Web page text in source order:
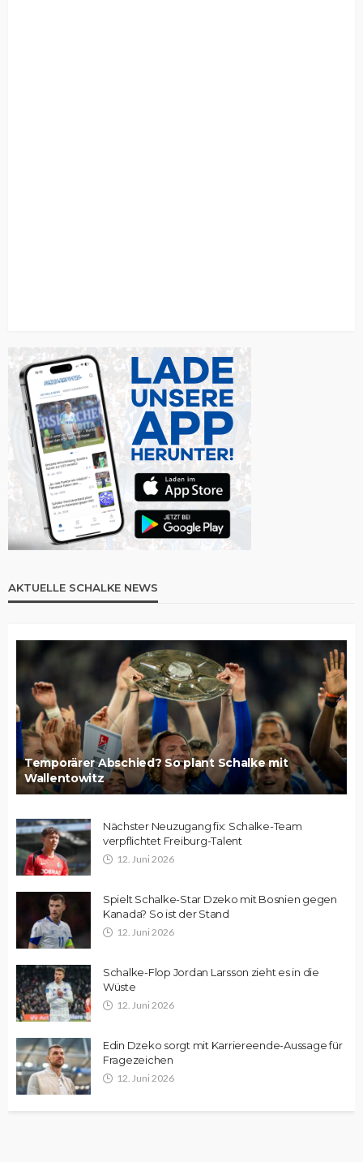
AKTUELLE SCHALKE NEWS
Temporärer Abschied? So plant Schalke mit
Wallentowitz
Nächster Neuzugang fix: Schalke-Team
verpflichtet Freiburg-Talent
12. Juni 2026
Spielt Schalke-Star Dzeko mit Bosnien gegen
Kanada? So ist der Stand
12. Juni 2026
Schalke-Flop Jordan Larsson zieht es in die
Wüste
12. Juni 2026
Edin Dzeko sorgt mit Karriereende-Aussage für
Fragezeichen
12. Juni 2026